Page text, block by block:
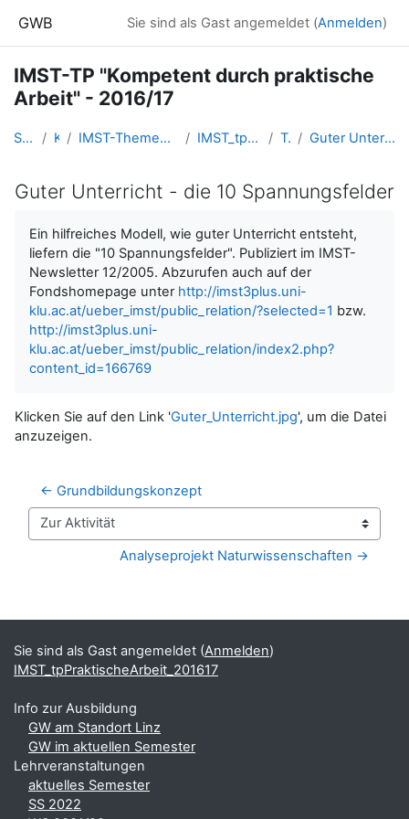
GWB Sie sind als Gast angemeldet (Anmelden)
IMST-TP "Kompetent durch praktische
Arbeit" - 2016/17
Startseite Kurse IMST-Themenprogramme - FORUM.IMST.AC.AT IMST_tpPraktischeArbeit_201617 Topic 11 Guter Unterricht - die 10 Spannungsfelder
Guter Unterricht - die 10 Spannungsfelder
Ein hilfreiches Modell, wie guter Unterricht entsteht,
liefern die "10 Spannungsfelder". Publiziert im IMST-
Newsletter 12/2005. Abzurufen auch auf der
Fondshomepage unter http://imst3plus.uni-
klu.ac.at/ueber_imst/public_relation/?selected=1 bzw.
http://imst3plus.uni-
klu.ac.at/ueber_imst/public_relation/index2.php?
content_id=166769
Klicken Sie auf den Link 'Guter_Unterricht.jpg', um die Datei
anzuzeigen.
← Grundbildungskonzept
Zur Aktivität
Analyseprojekt Naturwissenschaften →
Ergänzungsblöcke
Sie sind als Gast angemeldet (Anmelden)
IMST_tpPraktischeArbeit_201617
Info zur Ausbildung
GW am Standort Linz
GW im aktuellen Semester
Lehrveranstaltungen
aktuelles Semester
SS 2022